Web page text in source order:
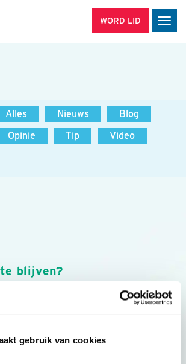
gebruik van cookies
WORD LID
Alles Nieuws
Blog
Opinie Tip
Video
blijven?
nieuws, inspiratie, acties en tips
van Vogelbescherming.